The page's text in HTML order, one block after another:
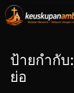
ป้ายกำกับ:
ย่อ